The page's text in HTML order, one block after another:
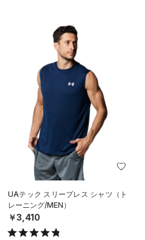
UAテック スリーブレス シャツ（ト
レーニング/MEN）
￥3,410